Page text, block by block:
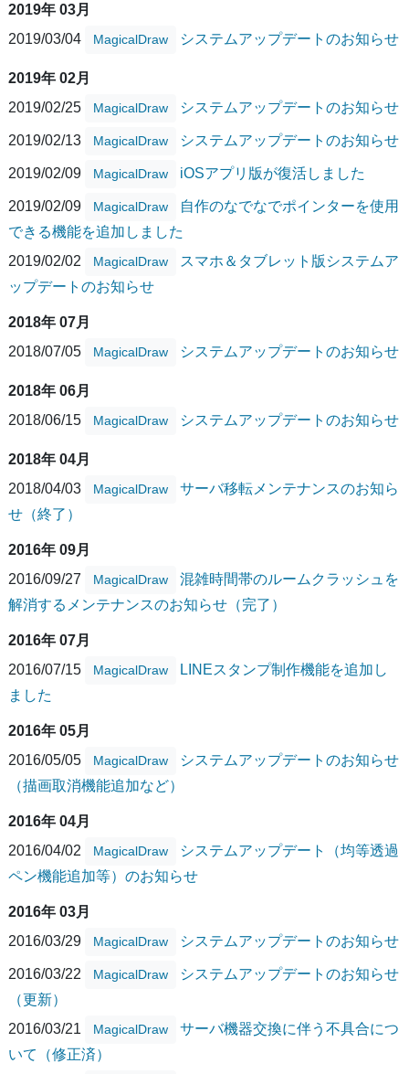
2019年 03月
2019/03/04
MagicalDraw システムアップデートのお知らせ
2019年 02月
2019/02/25
MagicalDraw システムアップデートのお知らせ
2019/02/13 MagicalDraw システムアップデートのお知らせ
2019/02/09 MagicalDraw iOSアプリ版が復活しました
2019/02/09 MagicalDraw
自作のなでなでポインターを使用
できる機能を追加しました
2019/02/02
MagicalDraw
スマホ＆タブレット版システムア
ップデートのお知らせ
2018年 07月
2018/07/05
MagicalDraw システムアップデートのお知らせ
2018年 06月
2018/06/15
MagicalDraw システムアップデートのお知らせ
2018年 04月
2018/04/03
MagicalDraw
サーバ移転メンテナンスのお知ら
せ（終了）
2016年 09月
2016/09/27
MagicalDraw
混雑時間帯のルームクラッシュを
解消するメンテナンスのお知らせ（完了）
2016年 07月
2016/07/15
MagicalDraw
LINEスタンプ制作機能を追加し
ました
2016年 05月
2016/05/05
MagicalDraw
システムアップデートのお知らせ
（描画取消機能追加など）
2016年 04月
2016/04/02
MagicalDraw
システムアップデート（均等透過
ペン機能追加等）のお知らせ
2016年 03月
2016/03/29
MagicalDraw システムアップデートのお知らせ
2016/03/22 MagicalDraw
システムアップデートのお知らせ
（更新）
2016/03/21
MagicalDraw
サーバ機器交換に伴う不具合につ
いて（修正済）